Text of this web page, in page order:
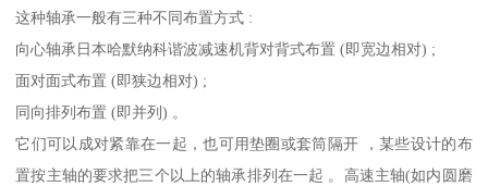
这种轴承一般有三种不同布置方式 :
向心轴承日本哈默纳科谐波减速机背对背式布置 (即宽边相对) ;
面对面式布置 (即狭边相对) ;
同向排列布置 (即并列) 。
它们可以成对紧靠在一起，也可用垫圈或套筒隔开 ，某些设计的布
置按主轴的要求把三个以上的轴承排列在一起 。高速主轴(如内圆磨